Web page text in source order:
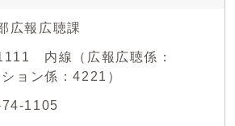
広報広聴課
内線（広報広聴係：
ョン係：4221）
1105